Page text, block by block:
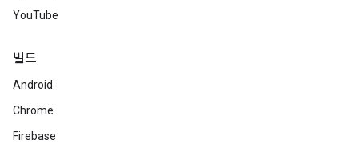
YouTube
빌드
Android
Chrome
Firebase